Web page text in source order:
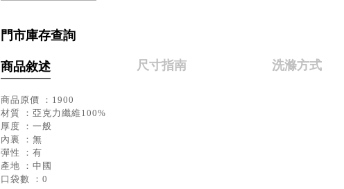
門市庫存查詢
商品敘述 尺寸指南 洗滌方式
商品原價 ：1900
材質 ：亞克力纖維100%
厚度 ：一般
內裏 ：無
彈性 ：有
產地 ：中國
口袋數 ：0